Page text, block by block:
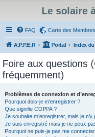
Le solaire
FAQ Carte des Membres
A.P.P.E.R Portal Index
Foire aux questions
fréquemment)
Problèmes de connexion et
Pourquoi dois-je m’enregistrer ?
Que signifie COPPA ?
Je souhaite m’enregistrer, mais je
Je suis enregistré mais je ne peux
Pourquoi ne puis-je pas me